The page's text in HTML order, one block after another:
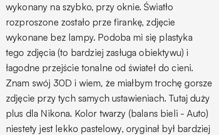
wykonany na szybko, przy oknie. Światło
rozproszone zostało prze firankę, zdjęcie
wykonane bez lampy. Podoba mi się plastyka
tego zdjęcia (to bardziej zasługa obiektywu) i
łagodne przejście tonalne od świateł do cieni.
Znam swój 30D i wiem, że miałbym trochę gorsze
zdjęcie przy tych samych ustawieniach. Tutaj duży
plus dla Nikona. Kolor twarzy (balans bieli - Auto)
niestety jest lekko pastelowy, oryginał był bardziej